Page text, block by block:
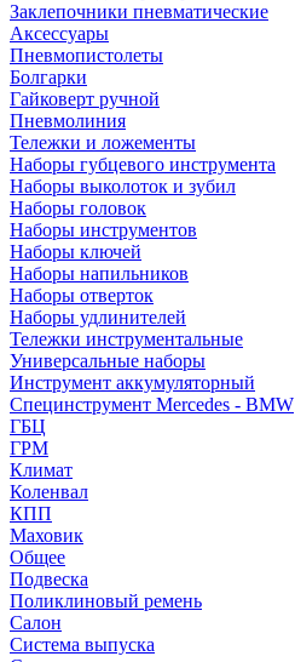
Заклепочники пневматические
Аксессуары
Пневмопистолеты
Болгарки
Гайковерт ручной
Пневмолиния
Тележки и ложементы
Наборы губцевого инструмента
Наборы выколоток и зубил
Наборы головок
Наборы инструментов
Наборы ключей
Наборы напильников
Наборы отверток
Наборы удлинителей
Тележки инструментальные
Универсальные наборы
Инструмент аккумуляторный
Специнструмент Mercedes - BMW
ГБЦ
ГРМ
Климат
Коленвал
КПП
Маховик
Общее
Подвеска
Поликлиновый ремень
Салон
Система выпуска